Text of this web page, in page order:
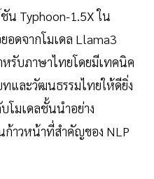
ชัน Typhoon-1.5X ใน
ดจากโมเดล Llama3
หรับภาษาไทยโดยมีเทคนิค
และวัฒนธรรมไทยให้ดียิ่ง
โมเดลชั้นนำอย่าง
ก้าวหน้าที่สำคัญของ NLP